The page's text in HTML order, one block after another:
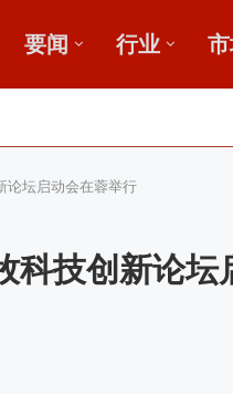
要闻 行业
论坛启动会在蓉举行
科技创新论坛